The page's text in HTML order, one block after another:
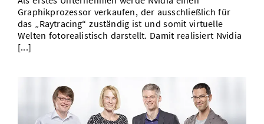
Graphikprozessor verkaufen, der ausschließlich für
das „Raytracing“ zuständig ist und somit virtuelle
Welten fotorealistisch darstellt. Damit realisiert Nvidia
[...]